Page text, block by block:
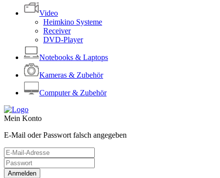
Video
Heimkino Systeme
Receiver
DVD-Player
Notebooks & Laptops
Kameras & Zubehör
Computer & Zubehör
Mein Konto
E-Mail oder Passwort falsch angegeben